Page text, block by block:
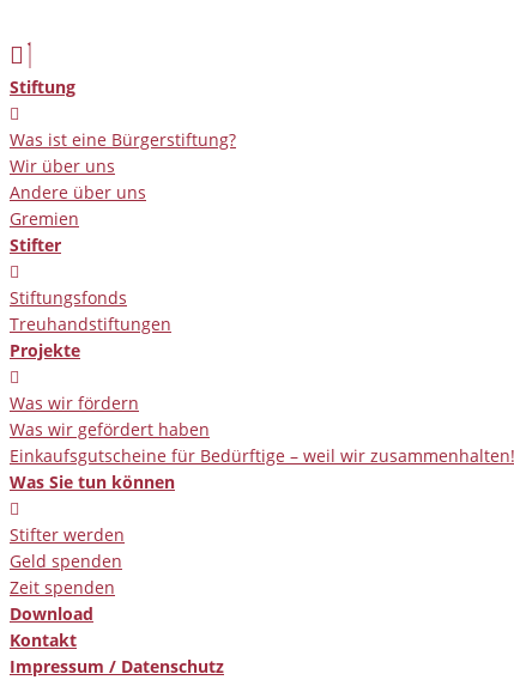
Inhalt
springen
Stiftung
Was ist eine Bürgerstiftung?
Wir über uns
Andere über uns
Gremien
Stifter
Stiftungsfonds
Treuhandstiftungen
Projekte
Was wir fördern
Was wir gefördert haben
Einkaufsgutscheine für Bedürftige – weil wir zusammenhalten!
Was Sie tun können
Stifter werden
Geld spenden
Zeit spenden
Download
Kontakt
Impressum / Datenschutz